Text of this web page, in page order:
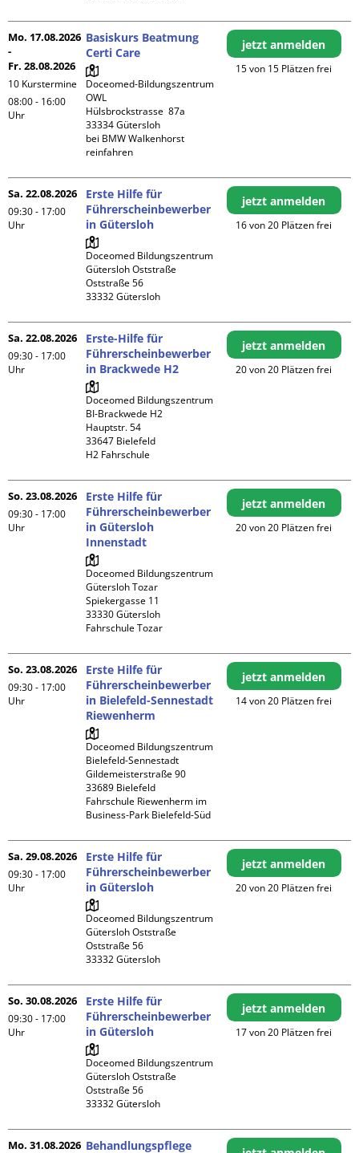
Mo. 17.08.2026
-
Fr. 28.08.2026
10 Kurstermine
08:00 - 16:00
Uhr
Basiskurs Beatmung
Certi Care
Doceomed-Bildungszentrum
OWL
Hülsbrockstrasse  87a
33334 Gütersloh
bei BMW Walkenhorst
reinfahren
jetzt anmelden
15 von 15 Plätzen frei
Sa. 22.08.2026
09:30 - 17:00
Uhr
Erste Hilfe für
Führerscheinbewerber
in Gütersloh
Doceomed Bildungszentrum
Gütersloh Oststraße
Oststraße 56
jetzt anmelden
16 von 20 Plätzen frei
Sa. 22.08.2026
09:30 - 17:00
Uhr
Erste-Hilfe für
Führerscheinbewerber
in Brackwede H2
Doceomed Bildungszentrum
BI-Brackwede H2
Hauptstr. 54
33647 Bielefeld
H2 Fahrschule
jetzt anmelden
20 von 20 Plätzen frei
So. 23.08.2026
09:30 - 17:00
Uhr
Erste Hilfe für
Führerscheinbewerber
in Gütersloh
Innenstadt
Doceomed Bildungszentrum
Gütersloh Tozar
Spiekergasse 11
33330 Gütersloh
Fahrschule Tozar
jetzt anmelden
20 von 20 Plätzen frei
So. 23.08.2026
09:30 - 17:00
Uhr
Erste Hilfe für
Führerscheinbewerber
in Bielefeld-Sennestadt
Riewenherm
Doceomed Bildungszentrum
Bielefeld-Sennestadt
Gildemeisterstraße 90
33689 Bielefeld
Fahrschule Riewenherm im
Business-Park Bielefeld-Süd
jetzt anmelden
14 von 20 Plätzen frei
Sa. 29.08.2026
09:30 - 17:00
Uhr
Erste Hilfe für
Führerscheinbewerber
in Gütersloh
Doceomed Bildungszentrum
Gütersloh Oststraße
Oststraße 56
jetzt anmelden
20 von 20 Plätzen frei
So. 30.08.2026
09:30 - 17:00
Uhr
Erste Hilfe für
Führerscheinbewerber
in Gütersloh
Doceomed Bildungszentrum
Gütersloh Oststraße
Oststraße 56
jetzt anmelden
17 von 20 Plätzen frei
Mo. 31.08.2026 Behandlungspflege